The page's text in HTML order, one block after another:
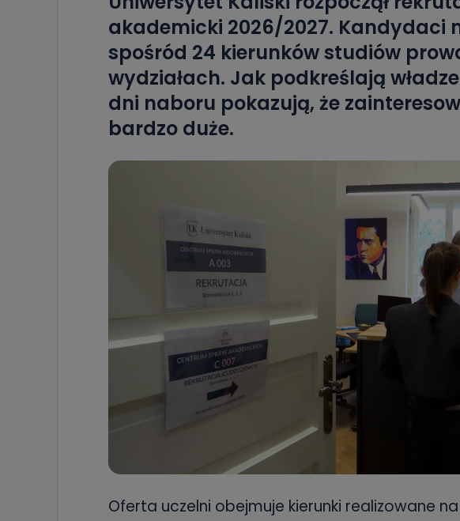
akademicki 2026/2027. Kandydaci
spośród 24 kierunków studiów
wydziałach. Jak podkreślają
dni naboru pokazują, że
bardzo duże.
Oferta uczelni obejmuje kierunki realizowane